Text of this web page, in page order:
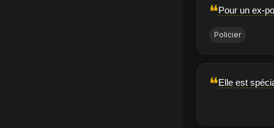
❝Pour un ex-
Policier
❝Elle est